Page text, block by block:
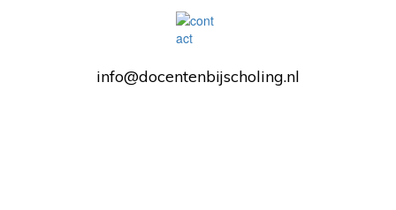
info@docentenbijscholing.nl